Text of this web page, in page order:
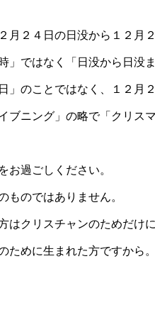
月２４日の日没から１２月
」ではなく「日没から日没
」のことではなく、１２月
ブニング」の略で「クリス
お過ごしください。
ものではありません。
はクリスチャンのためだけ
ために生まれた方ですから。